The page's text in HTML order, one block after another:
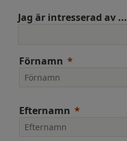
Jag är intresserad av ...
Förnamn
Efternamn